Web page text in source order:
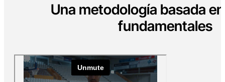
Una metodología basada
fundamentales